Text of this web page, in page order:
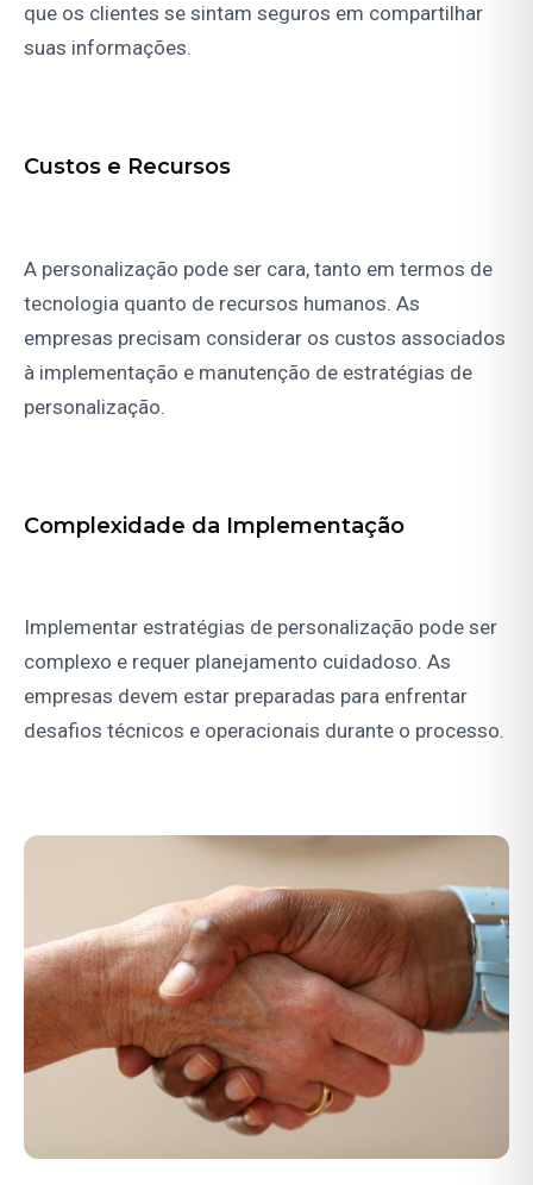
que os clientes se sintam seguros em compartilhar
suas informações.
Custos e Recursos
A personalização pode ser cara, tanto em termos de
tecnologia quanto de recursos humanos. As
empresas precisam considerar os custos associados
à implementação e manutenção de estratégias de
personalização.
Complexidade da Implementação
Implementar estratégias de personalização pode ser
complexo e requer planejamento cuidadoso. As
empresas devem estar preparadas para enfrentar
desafios técnicos e operacionais durante o processo.